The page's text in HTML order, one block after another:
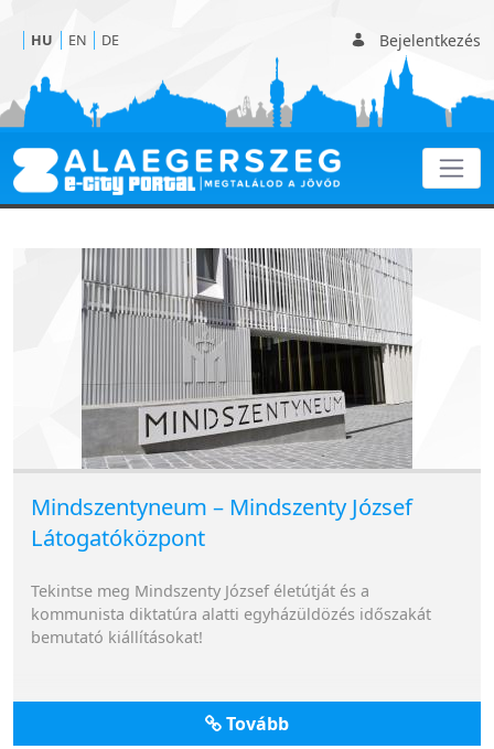
Bejelentkezés
HU EN DE
Kezdőlap
Mindszentyneum – Mindszenty József
Látogatóközpont
Tekintse meg Mindszenty József életútját és a
kommunista diktatúra alatti egyházüldözés időszakát
bemutató kiállításokat!
Tovább